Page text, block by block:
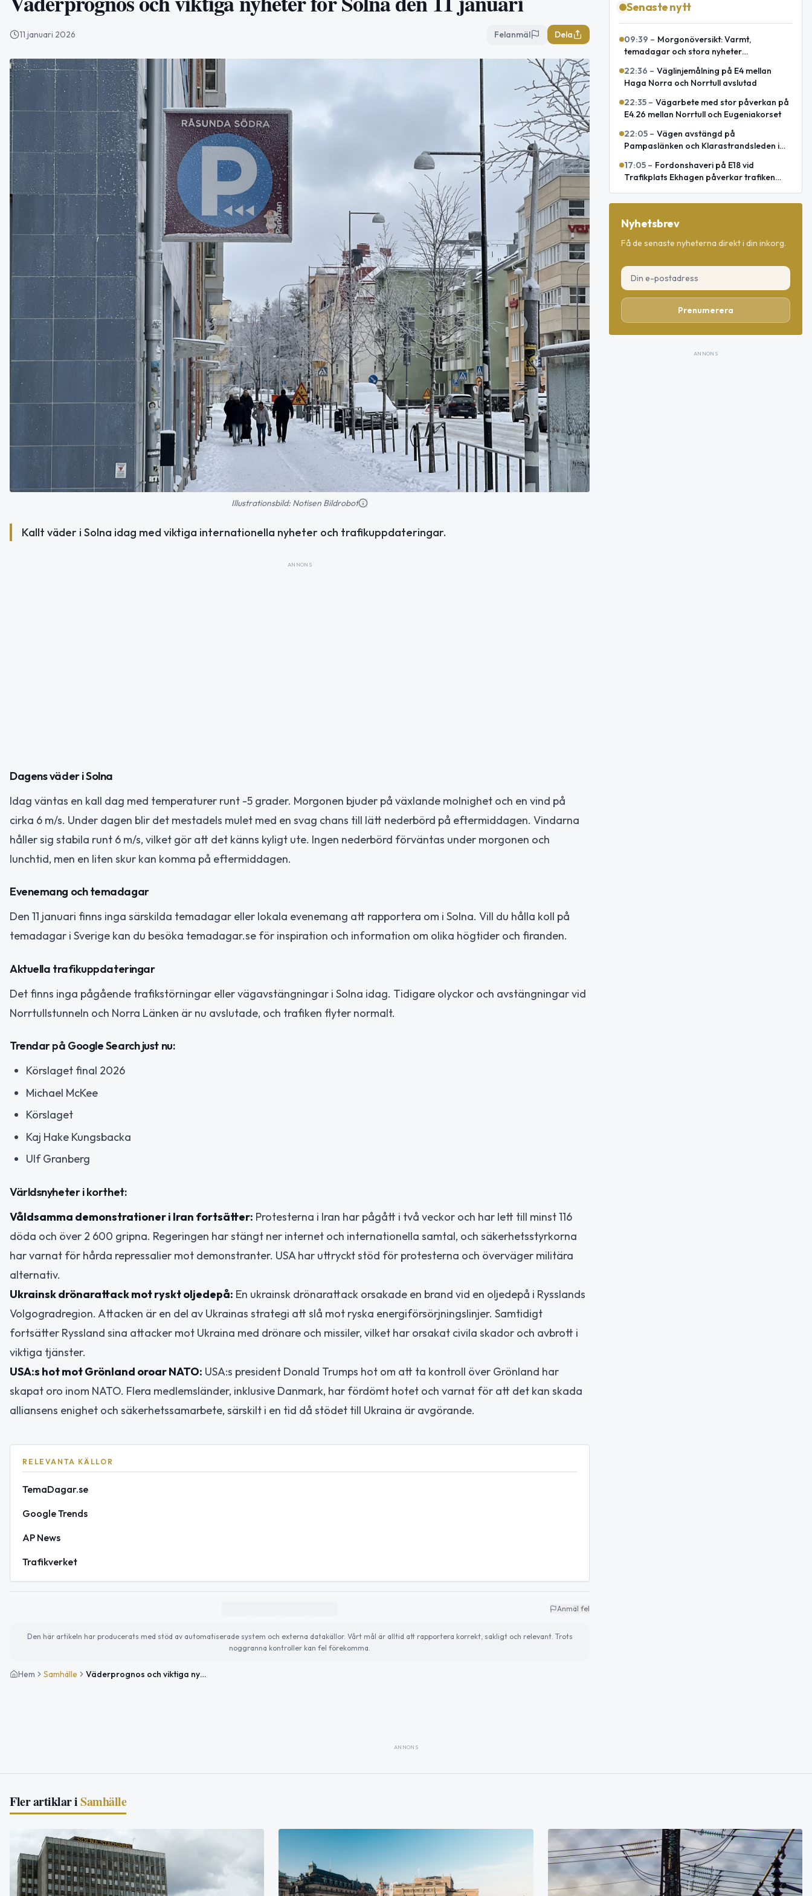
11 januari 2026 Felanmäl Dela
Illustrationsbild: Notisen Bildrobot
Kallt väder i Solna idag med viktiga internationella nyheter och trafikuppdateringar.
ANNONS
Dagens väder i Solna
Idag väntas en kall dag med temperaturer runt -5 grader. Morgonen bjuder på växlande molnighet och en vind på
cirka 6 m/s. Under dagen blir det mestadels mulet med en svag chans till lätt nederbörd på eftermiddagen. Vindarna
håller sig stabila runt 6 m/s, vilket gör att det känns kyligt ute. Ingen nederbörd förväntas under morgonen och
lunchtid, men en liten skur kan komma på eftermiddagen.
Evenemang och temadagar
Den 11 januari finns inga särskilda temadagar eller lokala evenemang att rapportera om i Solna. Vill du hålla koll på
temadagar i Sverige kan du besöka temadagar.se för inspiration och information om olika högtider och firanden.
Aktuella trafikuppdateringar
Det finns inga pågående trafikstörningar eller vägavstängningar i Solna idag. Tidigare olyckor och avstängningar vid
Norrtullstunneln och Norra Länken är nu avslutade, och trafiken flyter normalt.
Trendar på Google Search just nu:
Körslaget final 2026
Michael McKee
Körslaget
Kaj Hake Kungsbacka
Ulf Granberg
Världsnyheter i korthet:
Våldsamma demonstrationer i Iran fortsätter: Protesterna i Iran har pågått i två veckor och har lett till minst 116
döda och över 2 600 gripna. Regeringen har stängt ner internet och internationella samtal, och säkerhetsstyrkorna
har varnat för hårda repressalier mot demonstranter. USA har uttryckt stöd för protesterna och överväger militära
alternativ.
Ukrainsk drönarattack mot ryskt oljedepå: En ukrainsk drönarattack orsakade en brand vid en oljedepå i Rysslands
Volgogradregion. Attacken är en del av Ukrainas strategi att slå mot ryska energiförsörjningslinjer. Samtidigt
fortsätter Ryssland sina attacker mot Ukraina med drönare och missiler, vilket har orsakat civila skador och avbrott i
viktiga tjänster.
USA:s hot mot Grönland oroar NATO: USA:s president Donald Trumps hot om att ta kontroll över Grönland har
skapat oro inom NATO. Flera medlemsländer, inklusive Danmark, har fördömt hotet och varnat för att det kan skada
alliansens enighet och säkerhetssamarbete, särskilt i en tid då stödet till Ukraina är avgörande.
RELEVANTA KÄLLOR
TemaDagar.se
Google Trends
AP News
Trafikverket
Anmäl fel
Den här artikeln har producerats med stöd av automatiserade system och externa datakällor. Vårt mål är alltid att rapportera korrekt, sakligt och relevant. Trots
noggranna kontroller kan fel förekomma.
Hem Samhälle Väderprognos och viktiga nyheter för Solna den 11 januari
Senaste nytt
09:39 – Morgonöversikt: Varmt,
temadagar och stora nyheter
22:36 – Väglinjemålning på E4 mellan
Haga Norra och Norrtull avslutad
22:35 – Vägarbete med stor påverkan på
E4.26 mellan Norrtull och Eugeniakorset
22:05 – Vägen avstängd på
Pampaslänken och Klarastrandsleden i
17:05 – Fordonshaveri på E18 vid
Trafikplats Ekhagen påverkar trafiken
Nyhetsbrev
Få de senaste nyheterna direkt i din inkorg.
Prenumerera
ANNONS
ANNONS
Fler artiklar iSamhälle